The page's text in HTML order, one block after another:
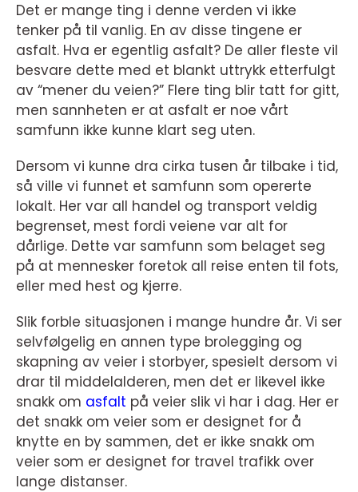
Det er mange ting i denne verden vi ikke
tenker på til vanlig. En av disse tingene er
asfalt. Hva er egentlig asfalt? De aller fleste vil
besvare dette med et blankt uttrykk etterfulgt
av “mener du veien?” Flere ting blir tatt for gitt,
men sannheten er at asfalt er noe vårt
samfunn ikke kunne klart seg uten.
Dersom vi kunne dra cirka tusen år tilbake i tid,
så ville vi funnet et samfunn som opererte
lokalt. Her var all handel og transport veldig
begrenset, mest fordi veiene var alt for
dårlige. Dette var samfunn som belaget seg
på at mennesker foretok all reise enten til fots,
eller med hest og kjerre.
Slik forble situasjonen i mange hundre år. Vi ser
selvfølgelig en annen type brolegging og
skapning av veier i storbyer, spesielt dersom vi
drar til middelalderen, men det er likevel ikke
snakk om asfalt på veier slik vi har i dag. Her er
det snakk om veier som er designet for å
knytte en by sammen, det er ikke snakk om
veier som er designet for travel trafikk over
lange distanser.